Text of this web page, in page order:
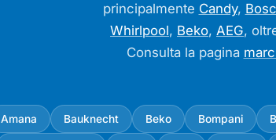
principalmente Candy,
Whirlpool, Beko, AEG,
Consulta la pagina
Amana Bauknecht Beko Bompani